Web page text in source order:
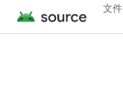
文件